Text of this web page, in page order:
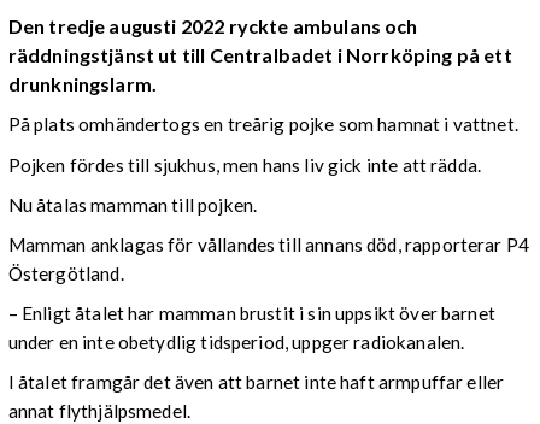
Den tredje augusti 2022 ryckte ambulans och
räddningstjänst ut till Centralbadet i Norrköping på ett
drunkningslarm.
På plats omhändertogs en treårig pojke som hamnat i vattnet.
Pojken fördes till sjukhus, men hans liv gick inte att rädda.
Nu åtalas mamman till pojken.
Mamman anklagas för vållandes till annans död, rapporterar P4
Östergötland.
– Enligt åtalet har mamman brustit i sin uppsikt över barnet
under en inte obetydlig tidsperiod, uppger radiokanalen.
I åtalet framgår det även att barnet inte haft armpuffar eller
annat flythjälpsmedel.